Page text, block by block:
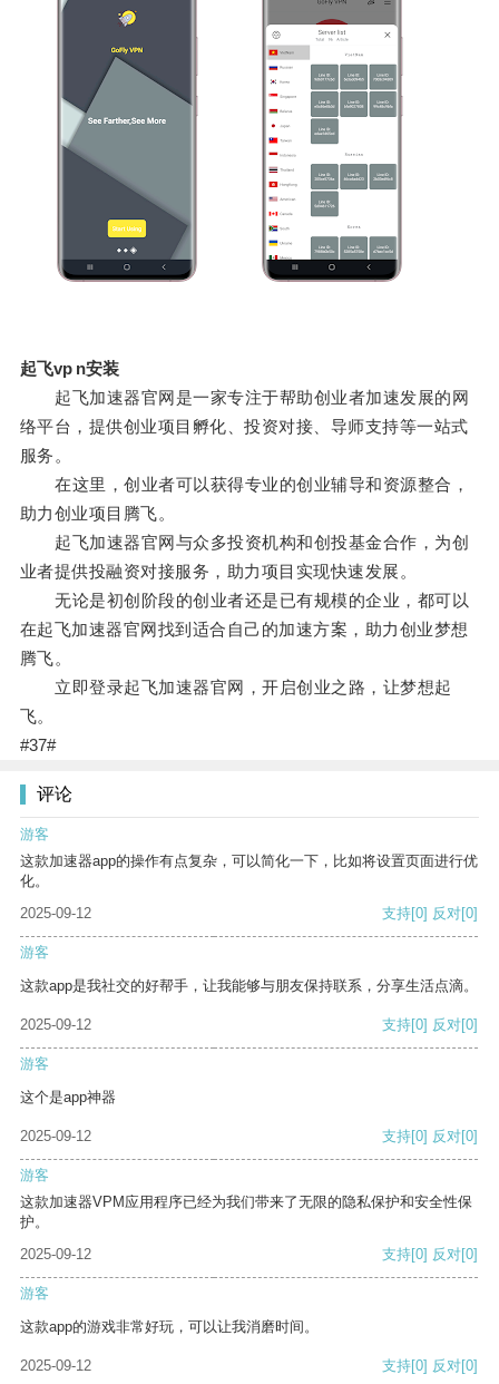
起飞vp n安装
起飞加速器官网是一家专注于帮助创业者加速发展的网
络平台，提供创业项目孵化、投资对接、导师支持等一站式
服务。
在这里，创业者可以获得专业的创业辅导和资源整合，
助力创业项目腾飞。
起飞加速器官网与众多投资机构和创投基金合作，为创
业者提供投融资对接服务，助力项目实现快速发展。
无论是初创阶段的创业者还是已有规模的企业，都可以
在起飞加速器官网找到适合自己的加速方案，助力创业梦想
腾飞。
立即登录起飞加速器官网，开启创业之路，让梦想起
飞。
#37#
评论
游客
这款加速器app的操作有点复杂，可以简化一下，比如将设置页面进行优
化。
2025-09-12
支持[0] 反对[0]
游客
这款app是我社交的好帮手，让我能够与朋友保持联系，分享生活点滴。
2025-09-12 支持[0] 反对[0]
游客
这个是app神器
2025-09-12 支持[0] 反对[0]
游客
这款加速器VPM应用程序已经为我们带来了无限的隐私保护和安全性保
护。
2025-09-12
支持[0] 反对[0]
游客
这款app的游戏非常好玩，可以让我消磨时间。
2025-09-12 支持[0] 反对[0]